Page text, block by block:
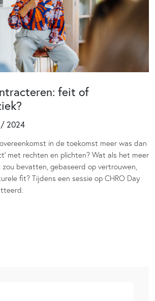
feit of
/ 2024
in de toekomst meer was dan
met rechten en plichten? Wat als het meer
zou bevatten, gebaseerd op vertrouwen,
fit? Tijdens een sessie op CHRO Day